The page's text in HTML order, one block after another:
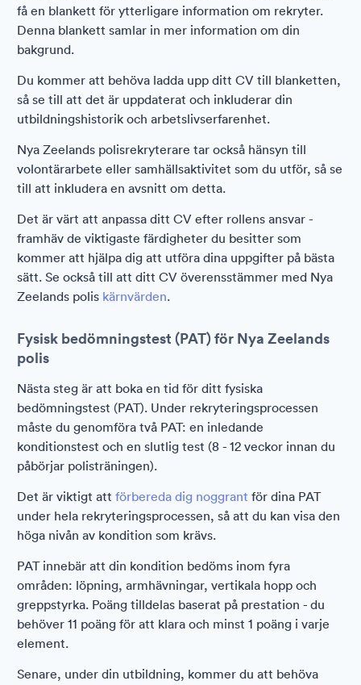
få en blankett för ytterligare information om rekryter.
Denna blankett samlar in mer information om din
bakgrund.
Du kommer att behöva ladda upp ditt CV till blanketten,
så se till att det är uppdaterat och inkluderar din
utbildningshistorik och arbetslivserfarenhet.
Nya Zeelands polisrekryterare tar också hänsyn till
volontärarbete eller samhällsaktivitet som du utför, så se
till att inkludera en avsnitt om detta.
Det är värt att anpassa ditt CV efter rollens ansvar -
framhäv de viktigaste färdigheter du besitter som
kommer att hjälpa dig att utföra dina uppgifter på bästa
sätt. Se också till att ditt CV överensstämmer med Nya
Zeelands polis kärnvärden.
Fysisk bedömningstest (PAT) för Nya Zeelands
polis
Nästa steg är att boka en tid för ditt fysiska
bedömningstest (PAT). Under rekryteringsprocessen
måste du genomföra två PAT: en inledande
konditionstest och en slutlig test (8 - 12 veckor innan du
påbörjar polisträningen).
Det är viktigt att förbereda dig noggrant för dina PAT
under hela rekryteringsprocessen, så att du kan visa den
höga nivån av kondition som krävs.
PAT innebär att din kondition bedöms inom fyra
områden: löpning, armhävningar, vertikala hopp och
greppstyrka. Poäng tilldelas baserat på prestation - du
behöver 11 poäng för att klara och minst 1 poäng i varje
element.
Senare, under din utbildning, kommer du att behöva